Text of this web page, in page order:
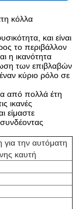
κόλλα
και είναι
το περιβάλλον
η ικανότητα
των επιβλαβών
κύριο ρόλο σε
από πολλά έτη
ικανές
είμαστε
την αυτόματη
καυτή